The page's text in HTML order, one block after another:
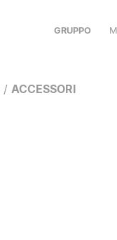
GRUPPO
/ ACCESSORI